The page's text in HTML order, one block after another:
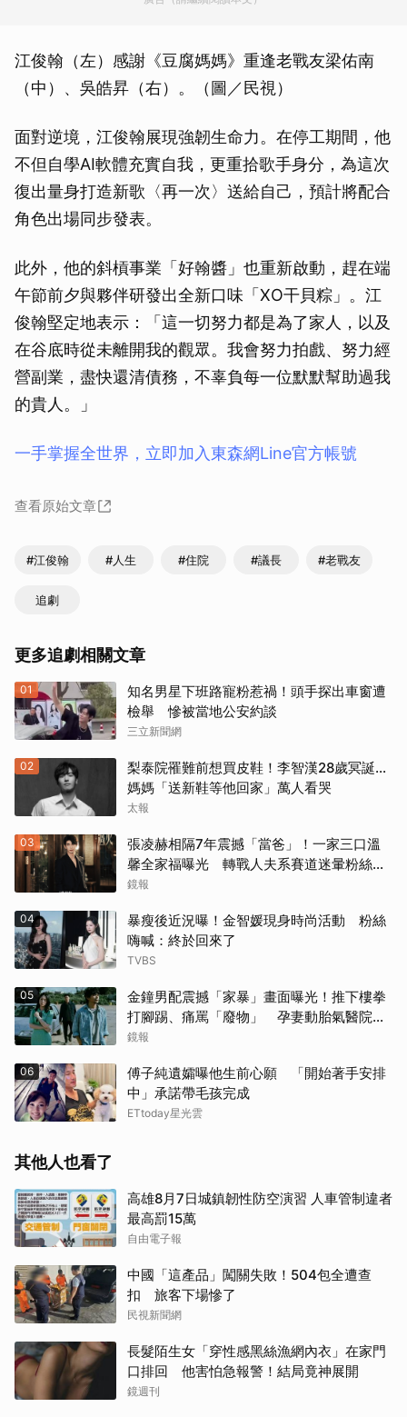
江俊翰（左）感謝《豆腐媽媽》重逢老戰友梁佑南
（中）、吳皓昇（右）。（圖／民視）
面對逆境，江俊翰展現強韌生命力。在停工期間，他
不但自學AI軟體充實自我，更重拾歌手身分，為這次
復出量身打造新歌〈再一次〉送給自己，預計將配合
角色出場同步發表。
此外，他的斜槓事業「好翰醬」也重新啟動，趕在端
午節前夕與夥伴研發出全新口味「XO干貝粽」。江
俊翰堅定地表示：「這一切努力都是為了家人，以及
在谷底時從未離開我的觀眾。我會努力拍戲、努力經
營副業，盡快還清債務，不辜負每一位默默幫助過我
的貴人。」
一手掌握全世界，立即加入東森網Line官方帳號
查看原始文章
#江俊翰 #人生 #住院 #議長 #老戰友
追劇
更多追劇相關文章
01
知名男星下班路寵粉惹禍！頭手探出車窗遭
檢舉 慘被當地公安約談
三立新聞網
02
梨泰院罹難前想買皮鞋！李智漢28歲冥誕…
媽媽「送新鞋等他回家」萬人看哭
太報
03
張凌赫相隔7年震撼「當爸」！一家三口溫
馨全家福曝光 轉戰人夫系賽道迷暈粉絲嗨
喊：直接結婚
鏡報
04
暴瘦後近況曝！金智媛現身時尚活動 粉絲
嗨喊：終於回來了
TVBS
05
金鐘男配震撼「家暴」畫面曝光！推下樓拳
打腳踢、痛罵「廢物」 孕妻動胎氣醫院爆
激烈衝突
鏡報
06
傅子純遺孀曝他生前心願 「開始著手安排
中」承諾帶毛孩完成
ETtoday星光雲
其他人也看了
高雄8月7日城鎮韌性防空演習 人車管制違者
最高罰15萬
自由電子報
中國「這產品」闖關失敗！504包全遭查
扣 旅客下場慘了
民視新聞網
長髮陌生女「穿性感黑絲漁網內衣」在家門
口排回 他害怕急報警！結局竟神展開
鏡週刊